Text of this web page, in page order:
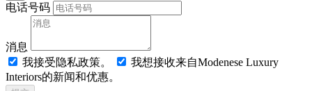
电话号码
消息
我接受隐私政策。
我想接收来自Modenese Luxury
Interiors的新闻和优惠。